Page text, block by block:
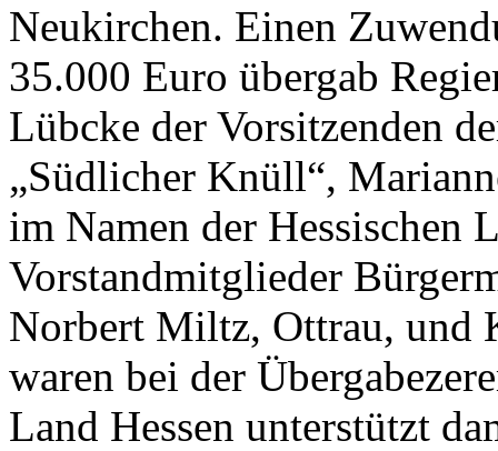
Neukirchen. Einen
35.000 Euro übergab
Lübcke der Vorsitzenden
„Südlicher Knüll“,
im Namen der Hessischen
Vorstandmitglieder
Norbert Miltz, Ottrau, und
waren bei der
Land Hessen unterstützt